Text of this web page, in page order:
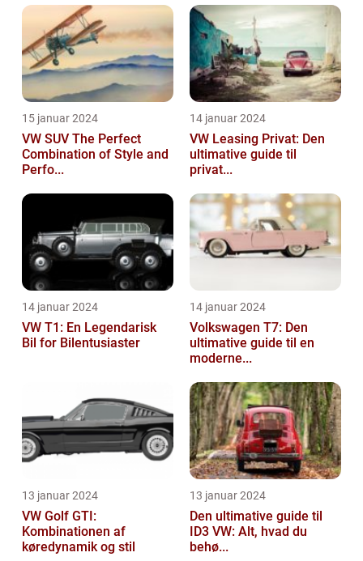
15 januar 2024
VW SUV The Perfect
Combination of Style and
Perfo...
14 januar 2024
VW Leasing Privat: Den
ultimative guide til
privat...
14 januar 2024
VW T1: En Legendarisk
Bil for Bilentusiaster
14 januar 2024
Volkswagen T7: Den
ultimative guide til en
moderne...
13 januar 2024
VW Golf GTI:
Kombinationen af
køredynamik og stil
13 januar 2024
Den ultimative guide til
ID3 VW: Alt, hvad du
behø...